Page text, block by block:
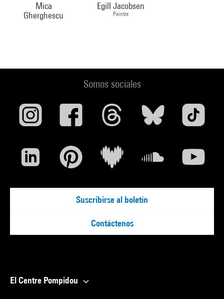
Mica
Gherghescu
Egill Jacobsen
Peintre
Somos sociales
Suscribirse al boletín
Contáctenos
El Centre Pompidou